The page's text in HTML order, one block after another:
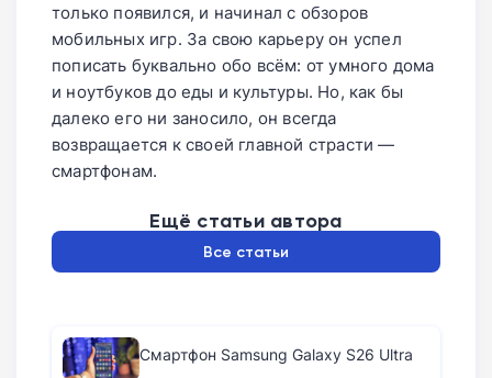
только появился, и начинал с обзоров
мобильных игр. За свою карьеру он успел
пописать буквально обо всём: от умного дома
и ноутбуков до еды и культуры. Но, как бы
далеко его ни заносило, он всегда
возвращается к своей главной страсти —
смартфонам.
Ещё статьи автора
Все статьи
Смартфон Samsung Galaxy S26 Ultra